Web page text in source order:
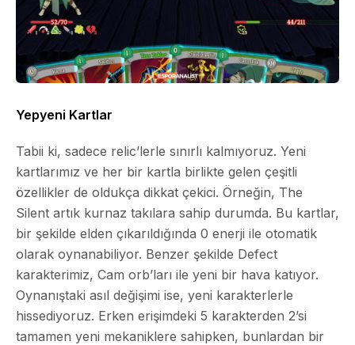
Yepyeni Kartlar
Tabii ki, sadece relic’lerle sınırlı kalmıyoruz. Yeni
kartlarımız ve her bir kartla birlikte gelen çeşitli
özellikler de oldukça dikkat çekici. Örneğin, The
Silent artık kurnaz takılara sahip durumda. Bu kartlar,
bir şekilde elden çıkarıldığında 0 enerji ile otomatik
olarak oynanabiliyor. Benzer şekilde Defect
karakterimiz, Cam orb’ları ile yeni bir hava katıyor.
Oynanıştaki asıl değişimi ise, yeni karakterlerle
hissediyoruz. Erken erişimdeki 5 karakterden 2’si
tamamen yeni mekaniklere sahipken, bunlardan bir